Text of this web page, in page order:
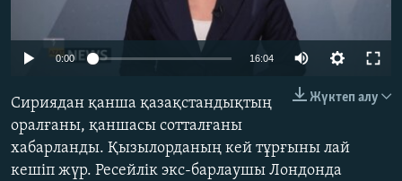
Басқа тілдерде
0:00 16:04
Жүктеп алу
Сириядан қанша қазақстандықтың
оралғаны, қаншасы сотталғаны
хабарланды. Қызылорданың кей тұрғыны лай
кешіп жүр. Ресейлік экс-барлаушы Лондонда